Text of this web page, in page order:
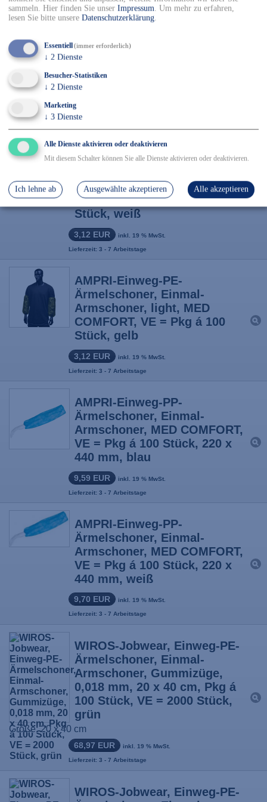
sammeln. Hier finden Sie unser Impressum. Um mehr zu erfahren,
lesen Sie bitte unsere Datenschutzerklärung.
Essentiell(immer erforderlich)
↓ 2 Dienste
Besucher-Statistiken
↓ 2 Dienste
Marketing
↓ 3 Dienste
Alle Dienste aktivieren oder deaktivieren
Mit diesem Schalter können Sie alle Dienste aktivieren oder deaktivieren.
Ich lehne ab Ausgewählte akzeptieren Alle akzeptieren
Lieferzeit: 3 - 7 Arbeitstage
Ärmelschoner, Einmal-
COMFORT, VE = Pkg á 100
Stück, rot
3,12 EUR
AMPRI-Einweg-PE-
Armschoner, light, MED
COMFORT, VE = Pkg á 100
Stück, weiß
3,12 EUR inkl. 19 % MwSt.
Lieferzeit: 3 - 7 Arbeitstage
AMPRI-Einweg-PE-
Ärmelschoner, Einmal-
Armschoner, light, MED
COMFORT, VE = Pkg á 100
Stück, gelb
3,12 EUR inkl. 19 % MwSt.
Lieferzeit: 3 - 7 Arbeitstage
AMPRI-Einweg-PP-
Ärmelschoner, Einmal-
Armschoner, MED COMFORT,
VE = Pkg á 100 Stück, 220 x
440 mm, blau
9,59 EUR inkl. 19 % MwSt.
Lieferzeit: 3 - 7 Arbeitstage
AMPRI-Einweg-PP-
Ärmelschoner, Einmal-
Armschoner, MED COMFORT,
VE = Pkg á 100 Stück, 220 x
440 mm, weiß
9,70 EUR inkl. 19 % MwSt.
Lieferzeit: 3 - 7 Arbeitstage
WIROS-Jobwear, Einweg-PE-
Ärmelschoner, Einmal-
Armschoner, Gummizüge,
0,018 mm, 20 x 40 cm, Pkg á
100 Stück, VE = 2000 Stück,
grün
Größe: 20 x 40 cm
68,97 EUR inkl. 19 % MwSt.
Lieferzeit: 3 - 7 Arbeitstage
WIROS-Jobwear, Einweg-PE-